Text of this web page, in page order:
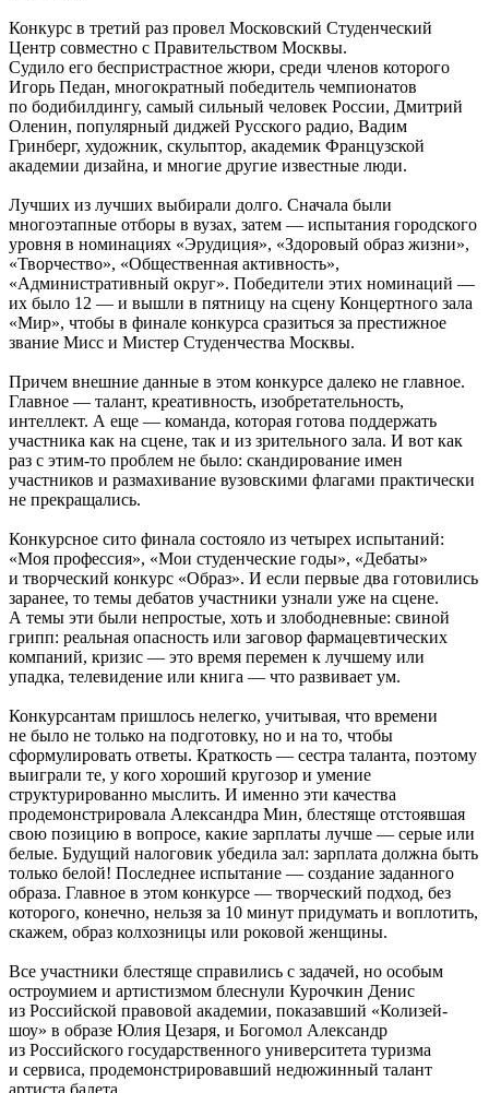
Конкурс в третий раз провел Московский Студенческий
Центр совместно с Правительством Москвы.
Судило его беспристрастное жюри, среди членов которого
Игорь Педан, многократный победитель чемпионатов
по бодибилдингу, самый сильный человек России, Дмитрий
Оленин, популярный диджей Русского радио, Вадим
Гринберг, художник, скульптор, академик Французской
академии дизайна, и многие другие известные люди.
Лучших из лучших выбирали долго. Сначала были
многоэтапные отборы в вузах, затем — испытания городского
уровня в номинациях «Эрудиция», «Здоровый образ жизни»,
«Творчество», «Общественная активность»,
«Административный округ». Победители этих номинаций —
их было 12 — и вышли в пятницу на сцену Концертного зала
«Мир», чтобы в финале конкурса сразиться за престижное
звание Мисс и Мистер Студенчества Москвы.
Причем внешние данные в этом конкурсе далеко не главное.
Главное — талант, креативность, изобретательность,
интеллект. А еще — команда, которая готова поддержать
участника как на сцене, так и из зрительного зала. И вот как
раз с этим-то проблем не было: скандирование имен
участников и размахивание вузовскими флагами практически
не прекращались.
Конкурсное сито финала состояло из четырех испытаний:
«Моя профессия», «Мои студенческие годы», «Дебаты»
и творческий конкурс «Образ». И если первые два готовились
заранее, то темы дебатов участники узнали уже на сцене.
А темы эти были непростые, хоть и злободневные: свиной
грипп: реальная опасность или заговор фармацевтических
компаний, кризис — это время перемен к лучшему или
упадка, телевидение или книга — что развивает ум.
Конкурсантам пришлось нелегко, учитывая, что времени
не было не только на подготовку, но и на то, чтобы
сформулировать ответы. Краткость — сестра таланта, поэтому
выиграли те, у кого хороший кругозор и умение
структурированно мыслить. И именно эти качества
продемонстрировала Александра Мин, блестяще отстоявшая
свою позицию в вопросе, какие зарплаты лучше — серые или
белые. Будущий налоговик убедила зал: зарплата должна быть
только белой! Последнее испытание — создание заданного
образа. Главное в этом конкурсе — творческий подход, без
которого, конечно, нельзя за 10 минут придумать и воплотить,
скажем, образ колхозницы или роковой женщины.
Все участники блестяще справились с задачей, но особым
остроумием и артистизмом блеснули Курочкин Денис
из Российской правовой академии, показавший «Колизей-
шоу» в образе Юлия Цезаря, и Богомол Александр
из Российского государственного университета туризма
и сервиса, продемонстрировавший недюжинный талант
артиста балета.